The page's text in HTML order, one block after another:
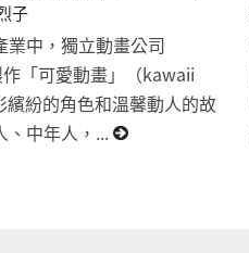
子
業中，獨立動畫公司
「可愛動畫」（kawaii
紛的角色和溫馨動人的故
、中年人，...